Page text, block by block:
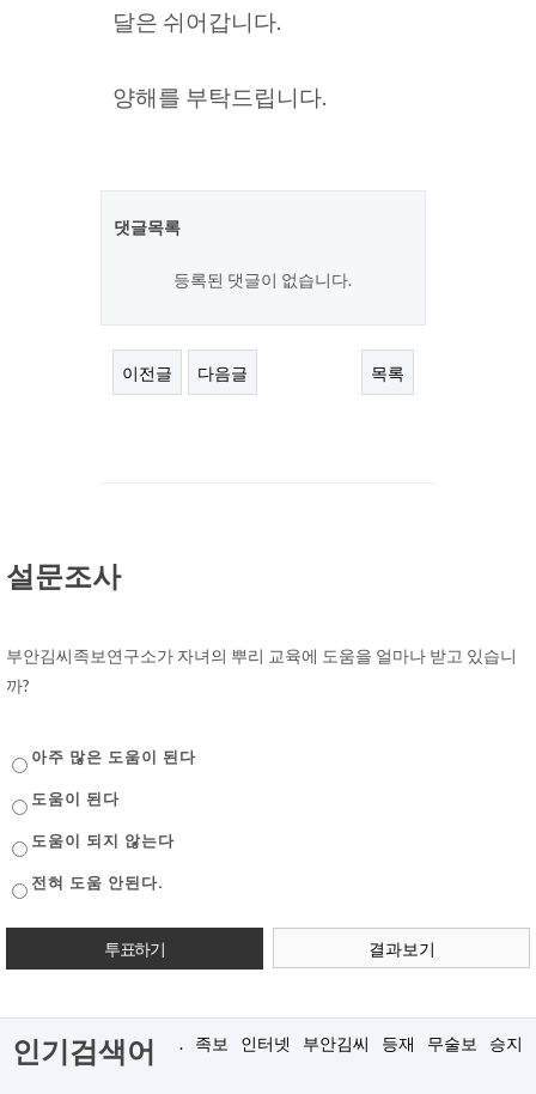
달은 쉬어갑니다.
양해를 부탁드립니다.
댓글목록
등록된 댓글이 없습니다.
이전글 다음글 목록
설문조사
부안김씨족보연구소가 자녀의 뿌리 교육에 도움을 얼마나 받고 있습니
까?
아주 많은 도움이 된다
도움이 된다
도움이 되지 않는다
전혀 도움 안된다.
결과보기
인기검색어 . 족보 인터넷 부안김씨 등재 무술보 승지